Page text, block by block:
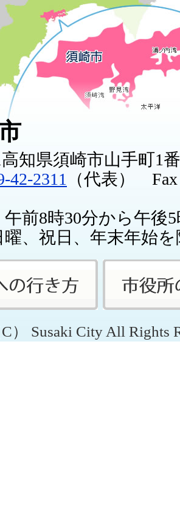
高知県須崎市山手町1
42-2311
（代表） Fax
午前8時30分から午後
曜、祝日、年末年始
） Susaki City All Rights